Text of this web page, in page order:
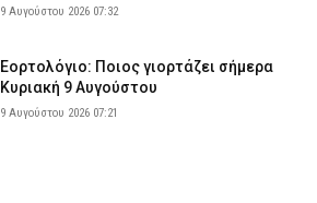
9 Αυγούστου 2026 07:32
Εορτολόγιο: Ποιος γιορτάζει σήμερα
Κυριακή 9 Αυγούστου
9 Αυγούστου 2026 07:21